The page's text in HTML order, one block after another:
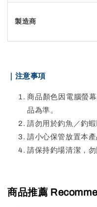
製造商
｜注意事項
商品顏色因電腦螢
品為準。
請勿用於釣魚／釣蝦
請小心保管放置本
請保持釣場清潔，勿
商品推薦